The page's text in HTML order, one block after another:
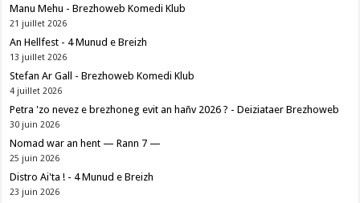
Manu Mehu - Brezhoweb Komedi Klub
21 juillet 2026
An Hellfest - 4 Munud e Breizh
13 juillet 2026
Stefan Ar Gall - Brezhoweb Komedi Klub
4 juillet 2026
Petra 'zo nevez e brezhoneg evit an hañv 2026 ? - Deiziataer Brezhoweb
30 juin 2026
Nomad war an hent — Rann 7 —
25 juin 2026
Distro Ai'ta ! - 4 Munud e Breizh
23 juin 2026